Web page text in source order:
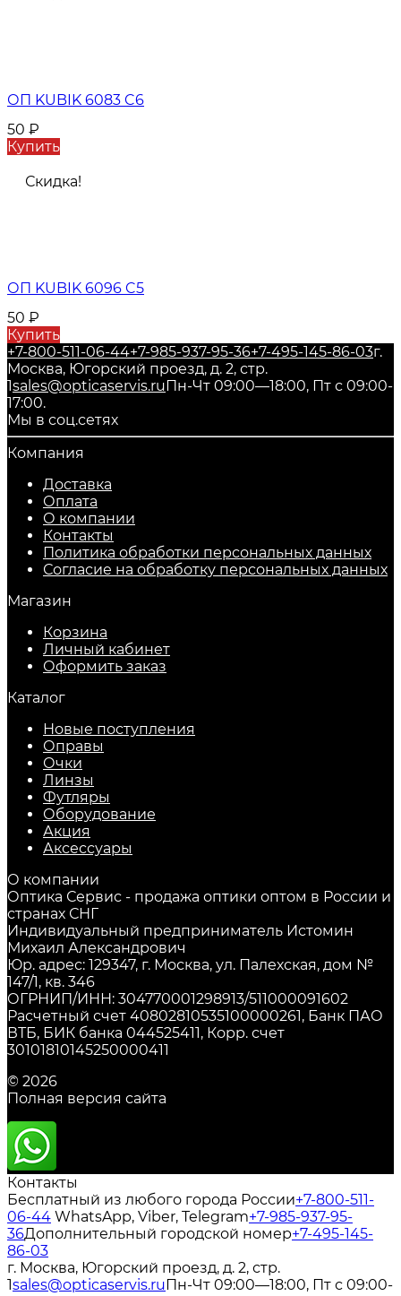
ОП KUBIK 6083 C6
50 ₽
Купить
Скидка!
ОП KUBIK 6096 C5
50 ₽
Купить
+7-800-511-06-44+7-985-937-95-36+7-495-145-86-03г.
Москва, Югорский проезд, д. 2, стр.
1sales@opticaservis.ruПн-Чт 09:00—18:00, Пт с 09:00-
17:00.
Мы в соц.сетях
Компания
Доставка
Оплата
О компании
Контакты
Политика обработки персональных данных
Согласие на обработку персональных данных
Магазин
Корзина
Личный кабинет
Оформить заказ
Каталог
Новые поступления
Оправы
Очки
Линзы
Футляры
Оборудование
Акция
Аксессуары
О компании
Оптика Сервис - продажа оптики оптом в России и
странах СНГ
Индивидуальный предприниматель Истомин
Михаил Александрович
Юр. адрес: 129347, г. Москва, ул. Палехская, дом №
147/1, кв. 346
ОГРНИП/ИНН: 304770001298913/511000091602
Расчетный счет 40802810535100000261, Банк ПАО
ВТБ, БИК банка 044525411, Корр. счет
30101810145250000411
© 2026
Полная версия сайта
Контакты
Бесплатный из любого города России+7-800-511-
06-44 WhatsApp, Viber, Telegram+7-985-937-95-
36Дополнительный городской номер+7-495-145-
86-03
г. Москва, Югорский проезд, д. 2, стр.
1sales@opticaservis.ruПн-Чт 09:00—18:00, Пт с 09:00-